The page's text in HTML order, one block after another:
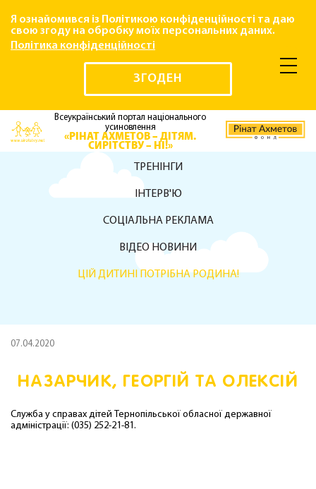
Я ознайомився із Політикою конфіденційності та даю
свою згоду на обробку моїх персональних даних.
Політика конфіденційності
ЗГОДЕН
Всеукраїнський портал національного
усиновлення
«РІНАТ АХМЕТОВ – ДІТЯМ.
СИРІТСТВУ – НІ!»
ТРЕНІНГИ
ІНТЕРВ'Ю
СОЦІАЛЬНА РЕКЛАМА
ВІДЕО НОВИНИ
ЦІЙ ДИТИНІ ПОТРІБНА РОДИНА!
07.04.2020
НАЗАРЧИК, ГЕОРГІЙ ТА ОЛЕКСІЙ
Служба у справах дітей Тернопільської обласної державної
адміністрації: (035) 252-21-81.